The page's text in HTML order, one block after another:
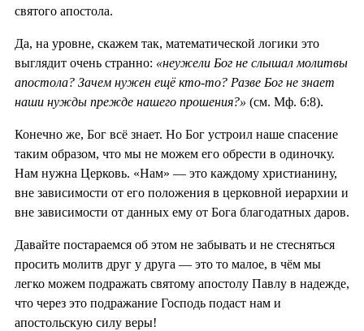
святого апостола.
Да, на уровне, скажем так, математической логики это
выглядит очень странно: «неужели Бог не слышал молитвы
апостола? Зачем нужен ещё кто-то? Разве Бог не знает
наши нужды прежде нашего прошения?» (см. Мф. 6:8).
Конечно же, Бог всё знает. Но Бог устроил наше спасение
таким образом, что мы не можем его обрести в одиночку.
Нам нужна Церковь. «Нам» — это каждому христианину,
вне зависимости от его положения в церковной иерархии и
вне зависимости от данных ему от Бога благодатных даров.
Давайте постараемся об этом не забывать и не стесняться
просить молитв друг у друга — это то малое, в чём мы
легко можем подражать святому апостолу Павлу в надежде,
что через это подражание Господь подаст нам и
апостольскую силу веры!